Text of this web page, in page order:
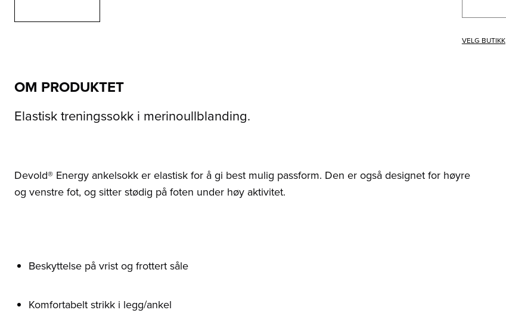
VELG BUTIKK
OM PRODUKTET
Elastisk treningssokk i merinoullblanding.
Devold® Energy ankelsokk er elastisk for å gi best mulig passform. Den er også designet for høyre
og venstre fot, og sitter stødig på foten under høy aktivitet.
Beskyttelse på vrist og frottert såle
Komfortabelt strikk i legg/ankel